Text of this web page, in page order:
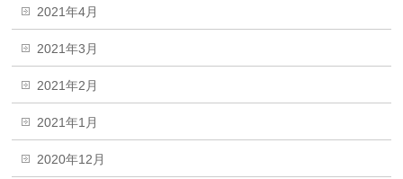
2021年4月
2021年3月
2021年2月
2021年1月
2020年12月